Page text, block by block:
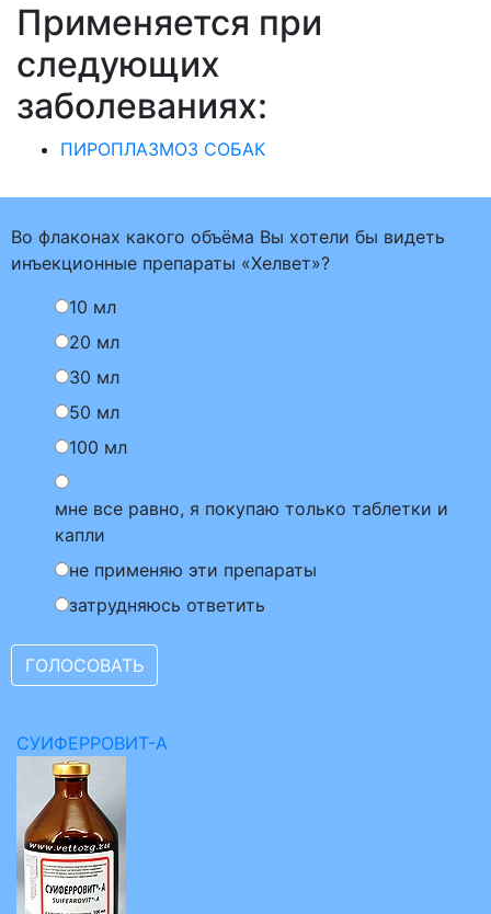
Применяется при
следующих
заболеваниях:
ПИРОПЛАЗМОЗ СОБАК
Во флаконах какого объёма Вы хотели бы видеть
инъекционные препараты «Хелвет»?
10 мл
20 мл
30 мл
50 мл
100 мл
мне все равно, я покупаю только таблетки и
капли
не применяю эти препараты
затрудняюсь ответить
СУИФЕРРОВИТ-А